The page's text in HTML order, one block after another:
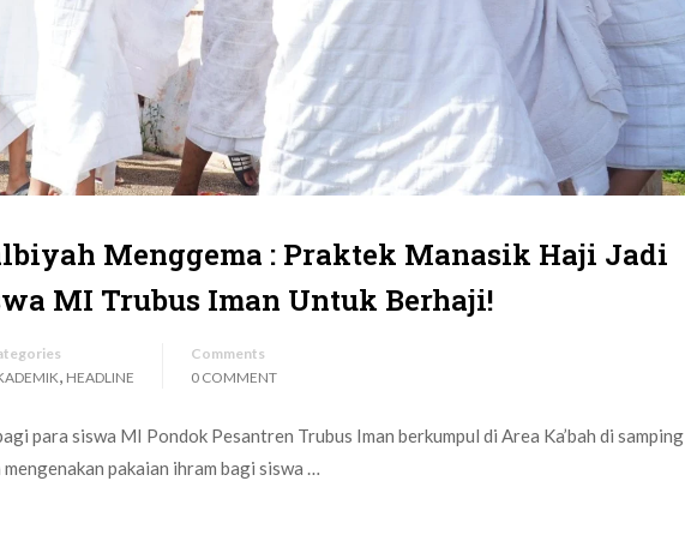
Menggema : Praktek Manasik Haji Jadi
MI Trubus Iman Untuk Berhaji!
, HEADLINE
Comments
0 COMMENT
para siswa MI Pondok Pesantren Trubus Iman berkumpul di Area Ka’bah di samping
pakaian ihram bagi siswa …